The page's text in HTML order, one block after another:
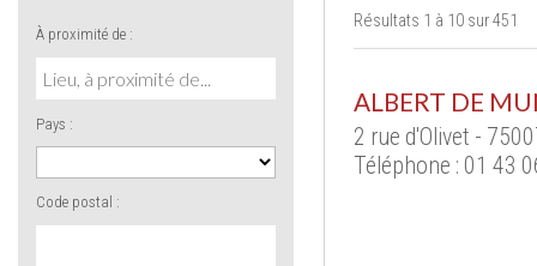
À proximité de :
Pays :
Code postal :
Résultats 1 à 10 sur 451
ALBERT DE
2 rue d'Olivet -
Téléphone : 01 43